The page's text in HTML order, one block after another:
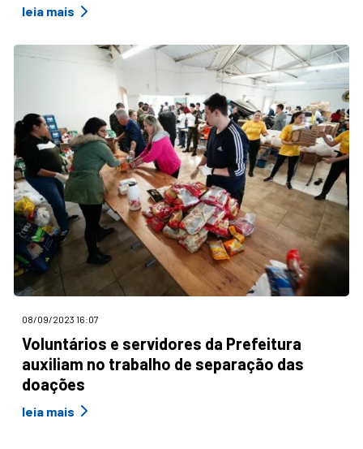
leia mais
08/09/2023 16:07
Voluntários e servidores da Prefeitura
auxiliam no trabalho de separação das
doações
leia mais